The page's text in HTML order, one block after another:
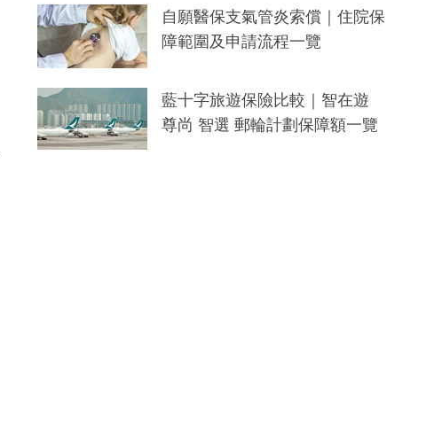
自願醫保支氣管炎索償｜住院保
障範圍及申請流程一覽
藍十字旅遊保險比較｜智在遊
尊尚 智選 郵輪計劃保障額一覽